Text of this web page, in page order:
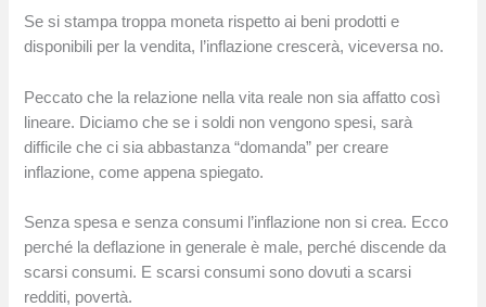
Se si stampa troppa moneta rispetto ai beni prodotti e
disponibili per la vendita, l’inflazione crescerà, viceversa no.
Peccato che la relazione nella vita reale non sia affatto così
lineare. Diciamo che se i soldi non vengono spesi, sarà
difficile che ci sia abbastanza “domanda” per creare
inflazione, come appena spiegato.
Senza spesa e senza consumi l’inflazione non si crea. Ecco
perché la deflazione in generale è male, perché discende da
scarsi consumi. E scarsi consumi sono dovuti a scarsi
redditi, povertà.